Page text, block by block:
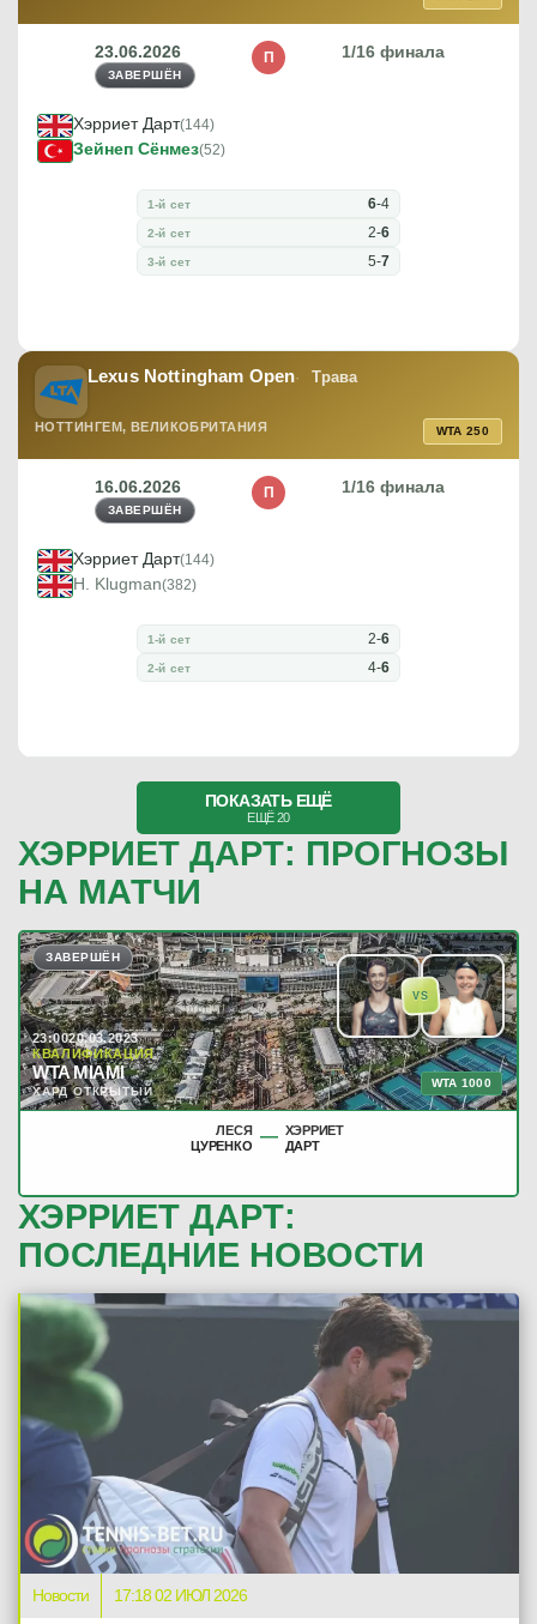
23.06.2026
ЗАВЕРШЁН
1/16 финала
П
Хэрриет Дарт(144)
Зейнеп Сёнмез(52)
1-й сет 6-4
2-й сет 2-6
3-й сет 5-7
Lexus Nottingham Open Трава
НОТТИНГЕМ, ВЕЛИКОБРИТАНИЯ WTA 250
16.06.2026
ЗАВЕРШЁН
1/16 финала
П
Хэрриет Дарт(144)
H. Klugman(382)
1-й сет 2-6
2-й сет 4-6
ПОКАЗАТЬ ЕЩЁ
ЕЩЁ 20
ХЭРРИЕТ ДАРТ: ПРОГНОЗЫ
НА МАТЧИ
VS
ЗАВЕРШЁН
23:0020.03.2023
КВАЛИФИКАЦИЯ
WTA MIAMI
ХАРД ОТКРЫТЫЙ
WTA 1000
ЛЕСЯ
ЦУРЕНКО — ХЭРРИЕТ
ДАРТ
ХЭРРИЕТ ДАРТ:
ПОСЛЕДНИЕ НОВОСТИ
Новости 17:18 02 ИЮЛ 2026